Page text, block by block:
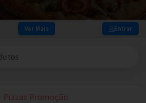
Entrar
Ver Mais
Pizzas Promoção